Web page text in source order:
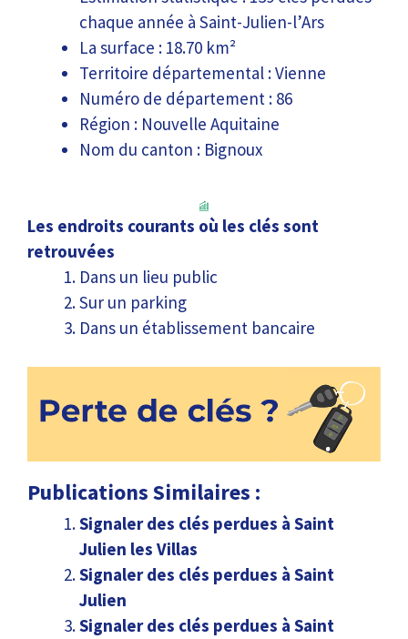
chaque année à Saint-Julien-l’Ars
La surface : 18.70 km²
Territoire départemental : Vienne
Numéro de département : 86
Région : Nouvelle Aquitaine
Nom du canton : Bignoux
Les endroits courants où les clés sont
retrouvées
Dans un lieu public
Sur un parking
Dans un établissement bancaire
Publications Similaires :
Signaler des clés perdues à Saint
Julien les Villas
Signaler des clés perdues à Saint
Julien
Signaler des clés perdues à Saint